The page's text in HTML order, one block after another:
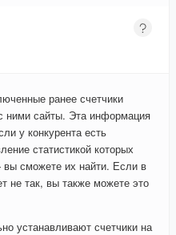
ранее счетчики
ними сайты. Эта информация
у конкурента есть
статистикой которых
вы сможете их найти. Если в
не так, вы также можете это
устанавливают счетчики на